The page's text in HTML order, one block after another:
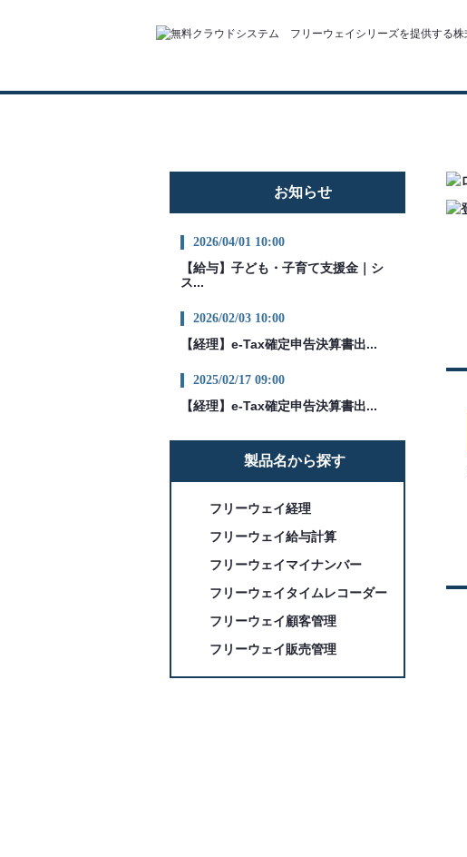
お知らせ
2026/04/01 10:00
【給与】子ども・子育て支援金｜シ
ス...
2026/02/03 10:00
【経理】e-Tax確定申告決算書出...
2025/02/17 09:00
【経理】e-Tax確定申告決算書出...
製品名から探す
フリーウェイ経理
フリーウェイ給与計算
フリーウェイマイナンバー
フリーウェイタイムレコーダー
フリーウェイ顧客管理
フリーウェイ販売管理